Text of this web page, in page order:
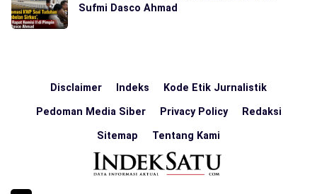
Sufmi Dasco Ahmad
Disclaimer Indeks Kode Etik Jurnalistik
Pedoman Media Siber Privacy Policy Redaksi
Sitemap Tentang Kami